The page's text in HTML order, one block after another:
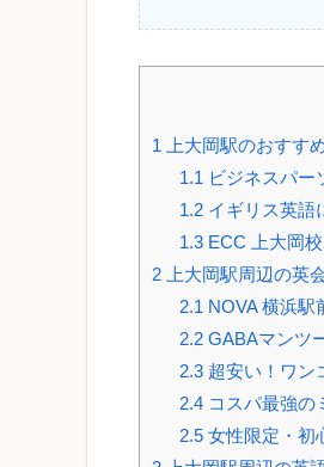
1 上大岡駅のおすす
1.1 ビジネスパー
1.2イギリス英語
1.3ECC 上大岡
2 上大岡駅周辺の英
2.1 NOVA 横浜駅
2.2GABAマンツ
2.3超安い！ワン
2.4コスパ最強の
2.5女性限定・初